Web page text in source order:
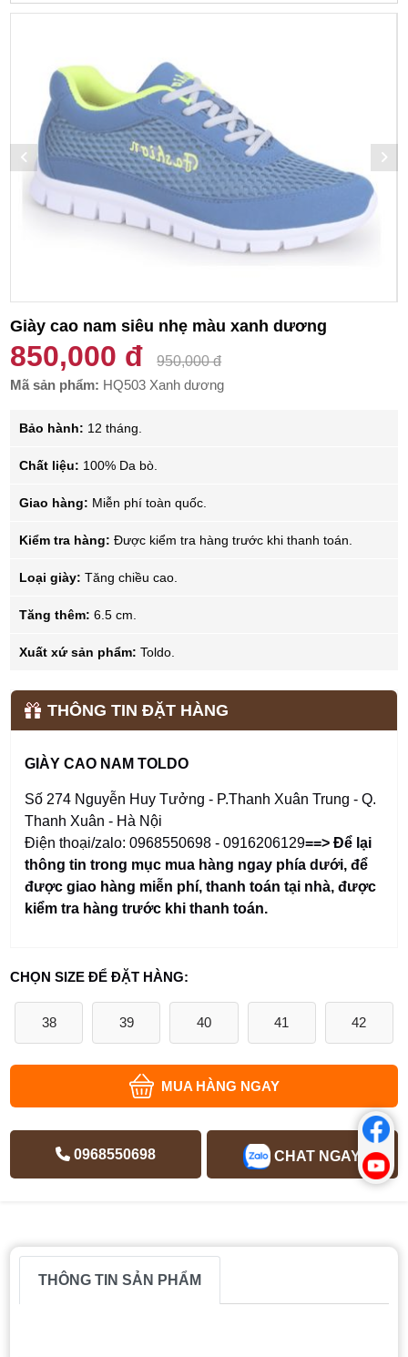
Giày cao nam siêu nhẹ màu xanh dương
850,000 đ
950,000 đ
Mã sản phẩm: HQ503 Xanh dương
Bảo hành: 12 tháng.
Chất liệu: 100% Da bò.
Giao hàng: Miễn phí toàn quốc.
Kiểm tra hàng: Được kiểm tra hàng trước khi thanh toán.
Loại giày: Tăng chiều cao.
Tăng thêm: 6.5 cm.
Xuất xứ sản phẩm: Toldo.
THÔNG TIN ĐẶT HÀNG
GIÀY CAO NAM TOLDO
Số 274 Nguyễn Huy Tưởng - P.Thanh Xuân Trung - Q.
Thanh Xuân - Hà Nội
Điện thoại/zalo: 0968550698 - 0916206129==> Để lại
thông tin trong mục mua hàng ngay phía dưới,để
được giao hàng miễn phí, thanh toán tại nhà, được
kiểm tra hàng trước khi thanh toán.
CHỌN SIZE ĐỂ ĐẶT HÀNG:
38 39 40 41 42
MUA HÀNG NGAY
0968550698 CHAT NGAY
THÔNG TIN SẢN PHẨM